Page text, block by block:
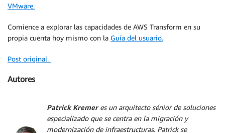
VMware.
Comience a explorar las capacidades de AWS Transform en su
propia cuenta hoy mismo con la Guía del usuario.
Post original.
Autores
Patrick Kremeres un arquitecto sénior de soluciones
especializado que se centra en la migración y
modernización de infraestructuras. Patrick se